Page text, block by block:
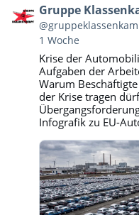
Beitrag
von
Gruppe
Klassenkampf
Bluesky
ansehen
Gruppe
1 Woche
Krise der
Aufgaben der
Warum
der Krise tragen
Infografik zu EU-